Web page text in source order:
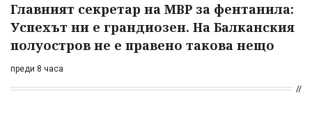
Главният секретар на МВР за фентанила:
Успехът ни е грандиозен. На Балканския
полуостров не е правено такова нещо
преди 8 часа